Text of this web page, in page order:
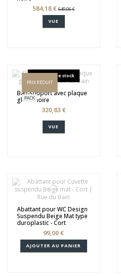
584,18 €649,06 €
VUE
PRIX RÉDUIT
PACK
Rupture de stock
Bâti-support avec plaque
globe noire
320,83 €
VUE
Abattant pour WC Design
Suspendu Beige Mat type
duroplastic - Cort
99,00 €
AJOUTER AU PANIER